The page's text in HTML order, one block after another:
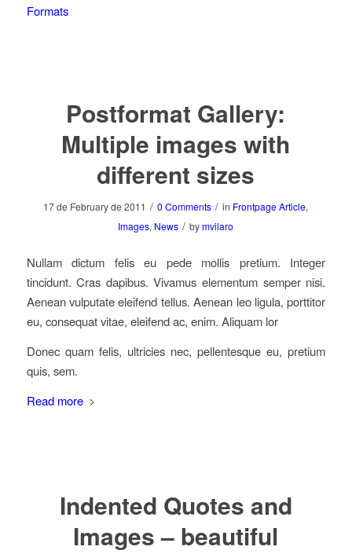
Formats
Postformat Gallery:
Multiple images with
different sizes
17 de February de 2011 / 0 Comments / in Frontpage Article,
Images, News / bymvilaro
Nullam dictum felis eu pede mollis pretium. Integer
tincidunt. Cras dapibus. Vivamus elementum semper nisi.
Aenean vulputate eleifend tellus. Aenean leo ligula, porttitor
eu, consequat vitae, eleifend ac, enim. Aliquam lor
Donec quam felis, ultricies nec, pellentesque eu, pretium
quis, sem.
Read more
Indented Quotes and
Images – beautiful